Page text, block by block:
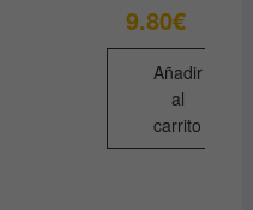
9.80€
Añadir
al
carrito